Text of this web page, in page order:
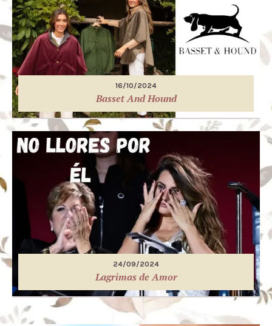
16/10/2024
Basset And Hound
24/09/2024
Lagrimas de Amor